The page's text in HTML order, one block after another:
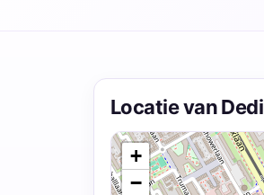
Locatie van
+
−